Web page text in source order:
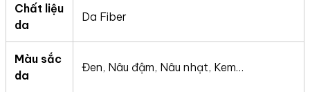
Chất liệu
da
Da Fiber
Màu sắc
da
Đen, Nâu đậm, Nâu nhạt, Kem…